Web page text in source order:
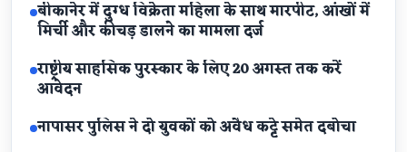
बीकानेर में दुग्ध विक्रेता महिला के साथ मारपीट, आंखों में
मिर्ची और कीचड़ डालने का मामला दर्ज
राष्ट्रीय साहसिक पुरस्कार के लिए 20 अगस्त तक करें
आवेदन
नापासर पुलिस ने दो युवकों को अवैध कट्टे समेत दबोचा